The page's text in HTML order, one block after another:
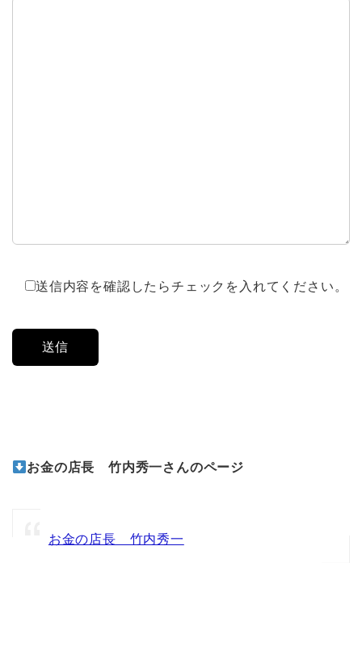
送信内容を確認したらチェックを入れてください。
お金の店長 竹内秀一さんのページ
お金の店長 竹内秀一